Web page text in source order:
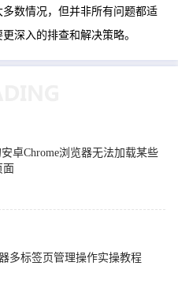
数情况，但并非所有问题都适
深入的排查和解决策略。
卓Chrome浏览器无法加载某些
面
多标签页管理操作实操教程